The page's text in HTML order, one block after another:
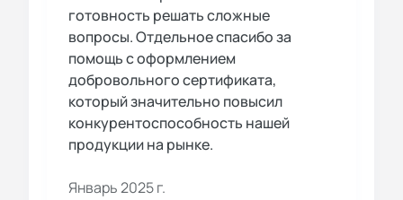
готовность решать сложные
вопросы. Отдельное спасибо за
помощь с оформлением
добровольного сертификата,
который значительно повысил
конкурентоспособность нашей
продукции на рынке.
Январь 2025 г.